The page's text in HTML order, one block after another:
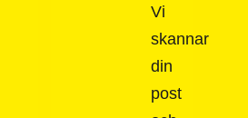
Vi
skannar
din
post